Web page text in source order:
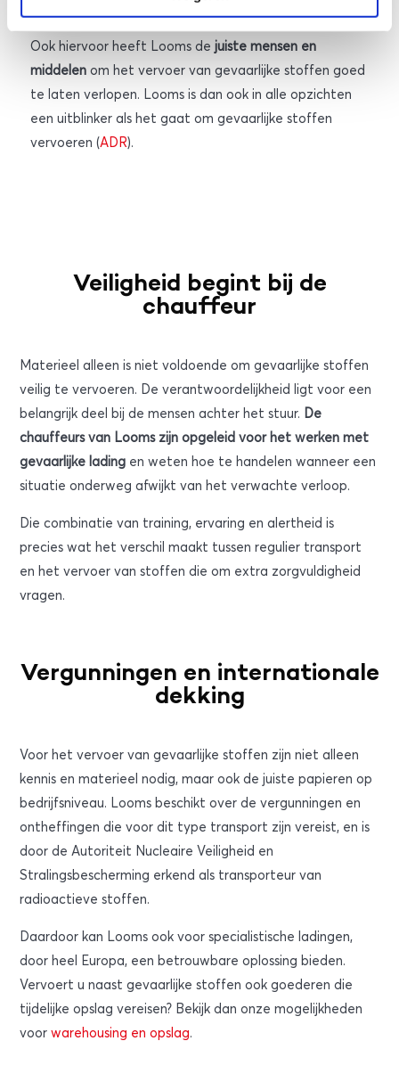
is het noodzakelijk om deze transporten te begeleiden.
Ook hiervoor heeft Looms de juiste mensen en
middelenom het vervoer van gevaarlijke stoffen goed
te laten verlopen. Looms is dan ook in alle opzichten
een uitblinker als het gaat om gevaarlijke stoffen
vervoeren (ADR).
Veiligheid begint bij de
chauffeur
Materieel alleen is niet voldoende om gevaarlijke stoffen
veilig te vervoeren. De verantwoordelijkheid ligt voor een
belangrijk deel bij de mensen achter het stuur. De
chauffeurs van Looms zijn opgeleid voor het werken met
gevaarlijke lading en weten hoe te handelen wanneer een
situatie onderweg afwijkt van het verwachte verloop.
Die combinatie van training, ervaring en alertheid is
precies wat het verschil maakt tussen regulier transport
en het vervoer van stoffen die om extra zorgvuldigheid
vragen.
Vergunningen en internationale
dekking
Voor het vervoer van gevaarlijke stoffen zijn niet alleen
kennis en materieel nodig, maar ook de juiste papieren op
bedrijfsniveau. Looms beschikt over de vergunningen en
ontheffingen die voor dit type transport zijn vereist, en is
door de Autoriteit Nucleaire Veiligheid en
Stralingsbescherming erkend als transporteur van
radioactieve stoffen.
Daardoor kan Looms ook voor specialistische ladingen,
door heel Europa, een betrouwbare oplossing bieden.
Vervoert u naast gevaarlijke stoffen ook goederen die
tijdelijke opslag vereisen? Bekijk dan onze mogelijkheden
voor warehousing en opslag.